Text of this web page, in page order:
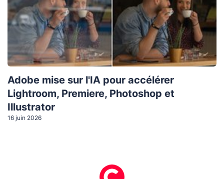
Adobe mise sur l'IA pour accélérer
Lightroom, Premiere, Photoshop et
Illustrator
16 juin 2026